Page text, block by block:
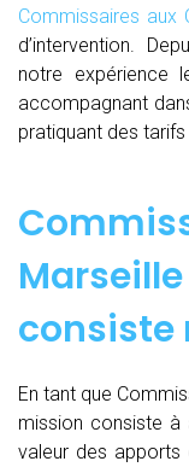
Commissaires aux
d’intervention.
notre expérience
accompagnant
pratiquant des
consiste
En tant que
mission consiste à
valeur des apports